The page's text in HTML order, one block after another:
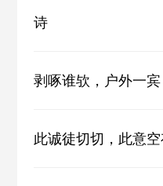
诗
剥啄谁欤，户外一
此诚徒切切，此意